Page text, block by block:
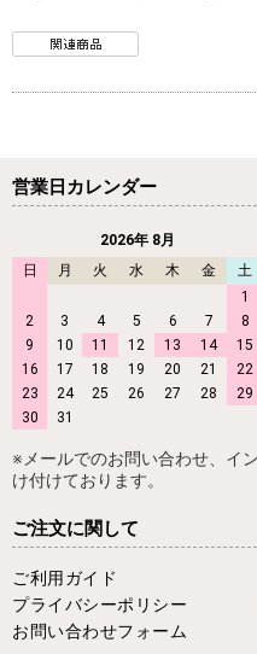
営業日カレンダー
2026年 8月
日
月 火 水 木 金
土
1
2
3 4 5 6 7
8
9
10 11 12 13 14
15
16
17 18 19 20 21
22
23
24 25 26 27 28
29
30
31
※メールでのお問い合わせ、イ
け付けております。
ご注文に関して
ご利用ガイド
プライバシーポリシー
お問い合わせフォーム